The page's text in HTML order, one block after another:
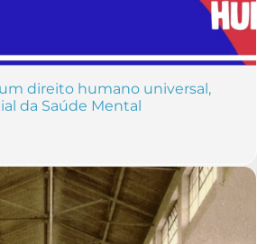
direito humano universal,
da Saúde Mental